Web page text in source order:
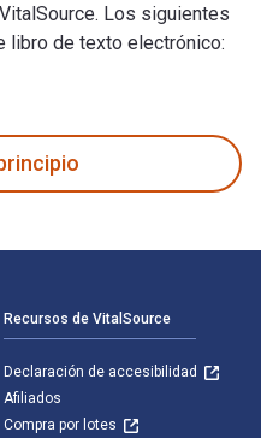
Los siguientes
libro de texto electrónico:
Recursos de VitalSource
Declaración de accesibilidad
Afiliados
Compra por lotes